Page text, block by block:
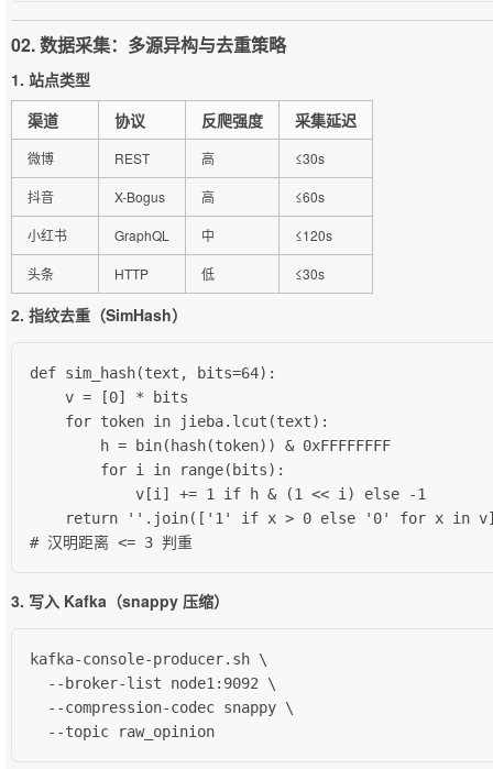
02. 数据采集：多源异构与去重策略
1. 站点类型
渠道
协议 反爬强度 采集延迟
微博 REST 高 ≤30s
抖音 X-Bogus 高 ≤60s
小红书 GraphQL 中 ≤120s
头条 HTTP 低 ≤30s
2. 指纹去重（SimHash）
def sim_hash(text, bits=64):
    v = [0] * bits
    for token in jieba.lcut(text):
        h = bin(hash(token)) & 0xFFFFFFFF
        for i in range(bits):
            v[i] += 1 if h & (1 << i) else -1
return ''.join(['1' if x > 0 else '0' for x in
# 汉明距离 <= 3 判重
3. 写入 Kafka（snappy 压缩）
kafka-console-producer.sh \
  --broker-list node1:9092 \
  --compression-codec snappy \
  --topic raw_opinion